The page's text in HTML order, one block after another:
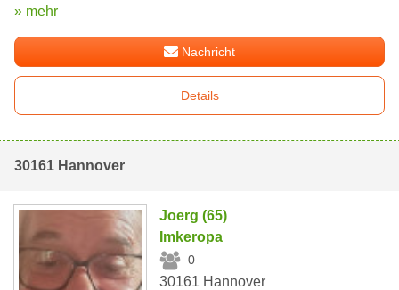
» mehr
Nachricht
Details
30161 Hannover
Joerg (65)
Imkeropa
0
30161 Hannover